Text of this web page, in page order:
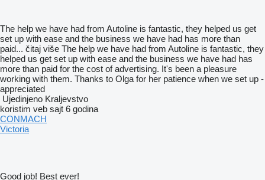
The help we have had from Autoline is fantastic, they helped us get
set up with ease and the business we have had has more than
paid... čitaj više The help we have had from Autoline is fantastic, they
helped us get set up with ease and the business we have had has
more than paid for the cost of advertising. It's been a pleasure
working with them. Thanks to Olga for her patience when we set up -
appreciated
Ujedinjeno Kraljevstvo
koristim veb sajt 6 godina
CONMACH
Victoria
Good job! Best ever!